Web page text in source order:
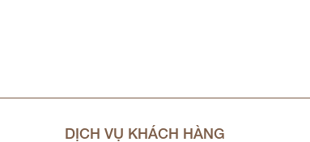
DỊCH VỤ KHÁCH HÀNG